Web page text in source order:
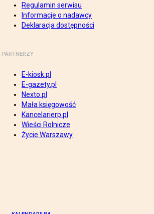
Regulamin serwisu
Informacje o nadawcy
Deklaracja dostępności
PARTNERZY
E-kiosk.pl
E-gazety.pl
Nexto.pl
Mała księgowość
Kancelarierp.pl
Wieści Rolnicze
Życie Warszawy